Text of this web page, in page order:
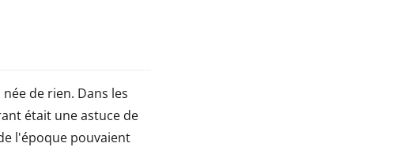
de rien. Dans les
était une astuce de
l'époque pouvaient